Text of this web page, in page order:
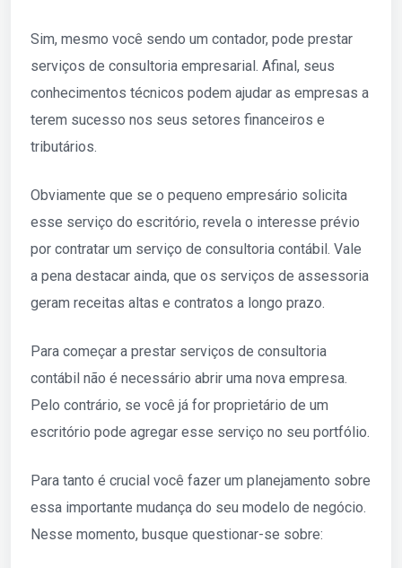
Sim, mesmo você sendo um contador, pode prestar
serviços de consultoria empresarial. Afinal, seus
conhecimentos técnicos podem ajudar as empresas a
terem sucesso nos seus setores financeiros e
tributários.
Obviamente que se o pequeno empresário solicita
esse serviço do escritório, revela o interesse prévio
por contratar um serviço de consultoria contábil. Vale
a pena destacar ainda, que os serviços de assessoria
geram receitas altas e contratos a longo prazo.
Para começar a prestar serviços de consultoria
contábil não é necessário abrir uma nova empresa.
Pelo contrário, se você já for proprietário de um
escritório pode agregar esse serviço no seu portfólio.
Para tanto é crucial você fazer um planejamento sobre
essa importante mudança do seu modelo de negócio.
Nesse momento, busque questionar-se sobre: